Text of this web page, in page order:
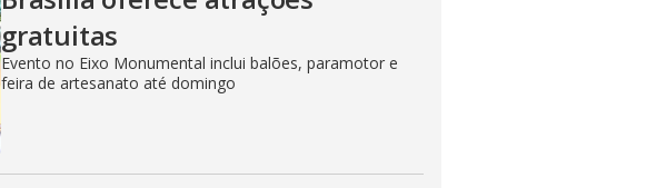
gratuitas
Evento no Eixo Monumental inclui balões, paramotor e
feira de artesanato até domingo